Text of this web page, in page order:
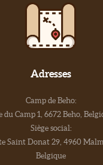
Adresses
Camp de Beho:
du Camp 1, 6672 Beho,
Siège social:
Saint Donat 29, 4960
Belgique